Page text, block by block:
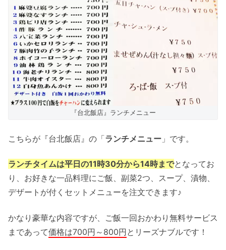
『台北飯店』ランチメニュー
こちらが『台北飯店』の「ランチメニュー 」です。
ランチタイムは平日の11時30分から14時までとなってお
り、お好きな一品料理にご飯、副菜2つ、スープ、漬物、
デザートが付くセットメニューを注文できます♪
かなり豪華な内容ですが、ご飯一回おかわり無料サービス
まであって価格は700円～800円とリーズナブルです！